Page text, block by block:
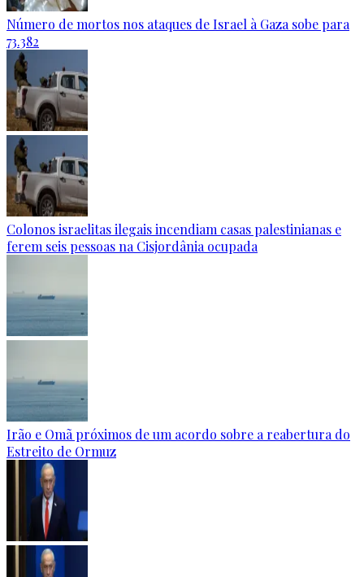
Número de mortos nos ataques de Israel à Gaza sobe para
73.382
Colonos israelitas ilegais incendiam casas palestinianas e
ferem seis pessoas na Cisjordânia ocupada
Irão e Omã próximos de um acordo sobre a reabertura do
Estreito de Ormuz